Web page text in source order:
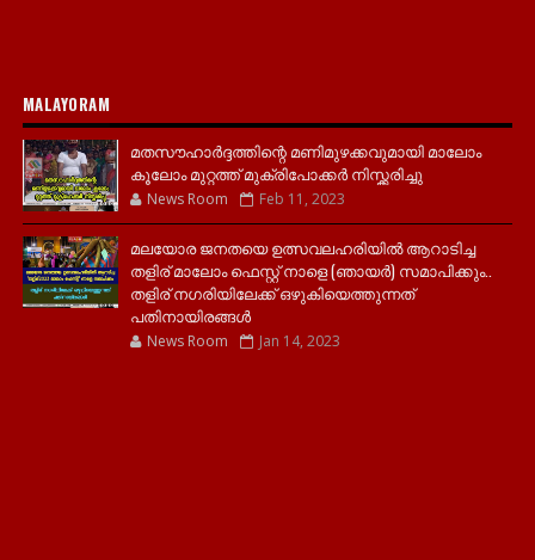
MALAYORAM
മതസൗഹാർദ്ദത്തിന്റെ മണിമുഴക്കവുമായി മാലോം
കൂലോം മുറ്റത്ത് മുക്രിപോക്കർ നിസ്ക്കരിച്ചു
News Room Feb 11, 2023
മലയോര ജനതയെ ഉത്സവലഹരിയിൽ ആറാടിച്ച
തളിര് മാലോം ഫെസ്റ്റ് നാളെ (ഞായർ) സമാപിക്കും..
തളിര് നഗരിയിലേക്ക് ഒഴുകിയെത്തുന്നത്
പതിനായിരങ്ങൾ
News Room Jan 14, 2023